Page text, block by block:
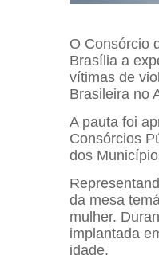
O Consórcio
Brasília a
vítimas de
Brasileira no
A pauta foi
Consórcios
dos
da mesa
mulher.
implantada
idade.